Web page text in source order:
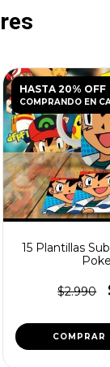
HASTA 20% OFF
COMPRANDO EN
15 Plantillas
$2.990